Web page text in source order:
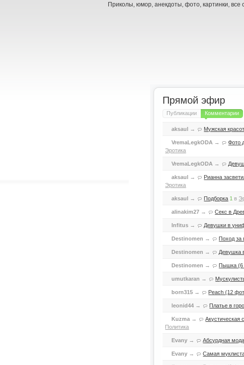
Приколы, юмор, анекдоты, фото, картинки,
Прямой эфир
Публикации Комментарии
aksaul → Мужская
VremaLegkODA → Фото
Эротика
VremaLegkODA →
aksaul → Рианна
Эротика
aksaul → Подборка 1 в
alinakim27 → Секс в
Infitus → Девушки в
Destinomen → Поход за
Destinomen → Девушка
Destinomen → Пышка (6
umutkaran →
born315 → Peach (12
leonid44 → Платье в
Kuzma → Акустическая
Политика
Evany → Абсурдная
Evany → Самая